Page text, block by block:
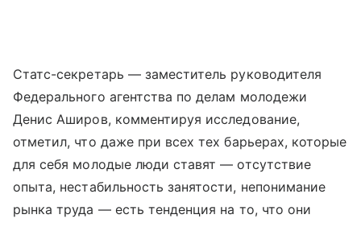
Статс-секретарь — заместитель руководителя
Федерального агентства по делам молодежи
Денис Аширов, комментируя исследование,
отметил, что даже при всех тех барьерах, которые
для себя молодые люди ставят — отсутствие
опыта, нестабильность занятости, непонимание
рынка труда — есть тенденция на то, что они